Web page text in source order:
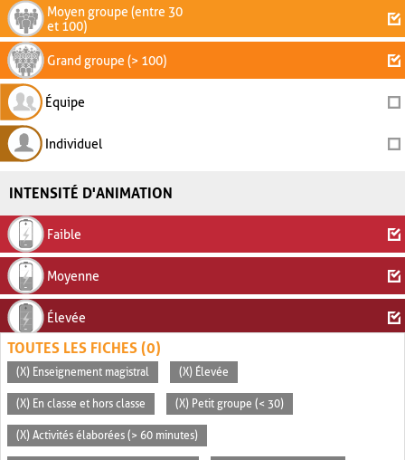
Moyen groupe (entre 30
et 100)
Grand groupe (> 100)
Équipe
Individuel
INTENSITÉ D'ANIMATION
Faible
Moyenne
Élevée
TOUTES LES FICHES (0)
(X) Enseignement magistral (X) Élevée
(X) En classe et hors classe (X) Petit groupe (< 30)
(X) Activités élaborées (> 60 minutes)